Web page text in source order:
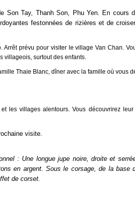
Son Tay, Thanh Son, Phu Yen. En cours
festonnées de rizières et de
prévu pour visiter le village Van Chan.
villageois, surtout des enfants.
Thaie Blanc, dîner avec la famille où vous
les villages alentours. Vous découvrirez
visite.
: Une longue jupe noire, droite et
en argent. Sous le corsage, de la base
de corset.